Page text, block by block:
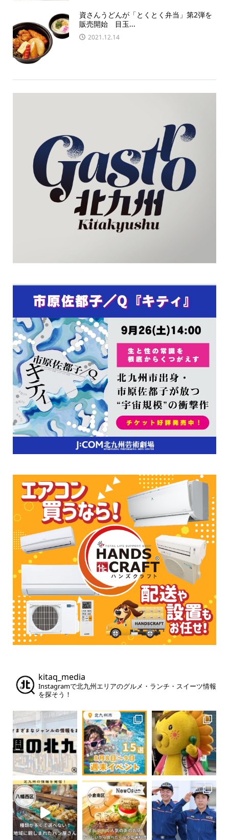
資さんうどんが「とくとく弁当」第2弾を
販売開始 目玉...
2021.12.14
kitaq_media
Instagramで北九州エリアのグルメ・ランチ・スイーツ情報
を探そう！